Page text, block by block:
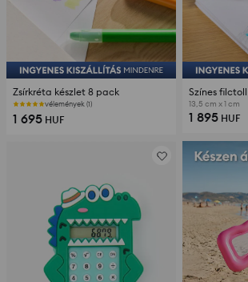
Zsírkréta készlet 8 pack
vélemények (1)
1 695 HUF
13,5 cm x 1 cm
1 895 HUF